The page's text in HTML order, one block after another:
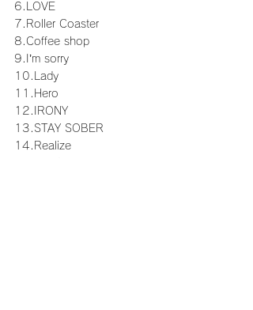
6.LOVE
7.Roller Coaster
8.Coffee shop
9.I’m sorry
10.Lady
11.Hero
12.IRONY
13.STAY SOBER
14.Realize